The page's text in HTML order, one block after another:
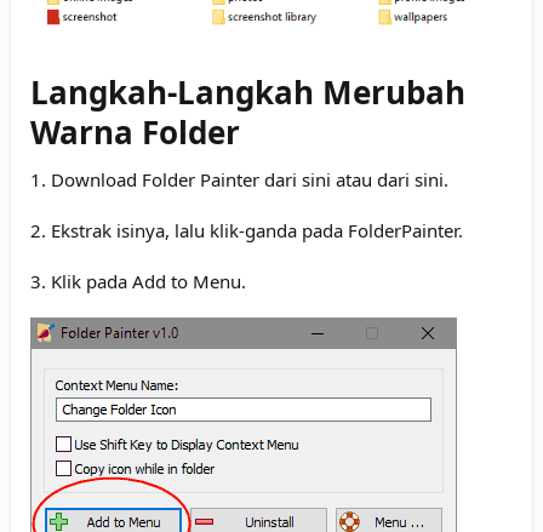
Langkah-Langkah Merubah
Warna Folder
1. Download Folder Painter dari sini atau dari sini.
2. Ekstrak isinya, lalu klik-ganda pada FolderPainter.
3. Klik pada Add to Menu.